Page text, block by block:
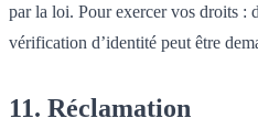
par la loi. Pour exercer vos droits :
vérification d’identité peut être
11. Réclamation